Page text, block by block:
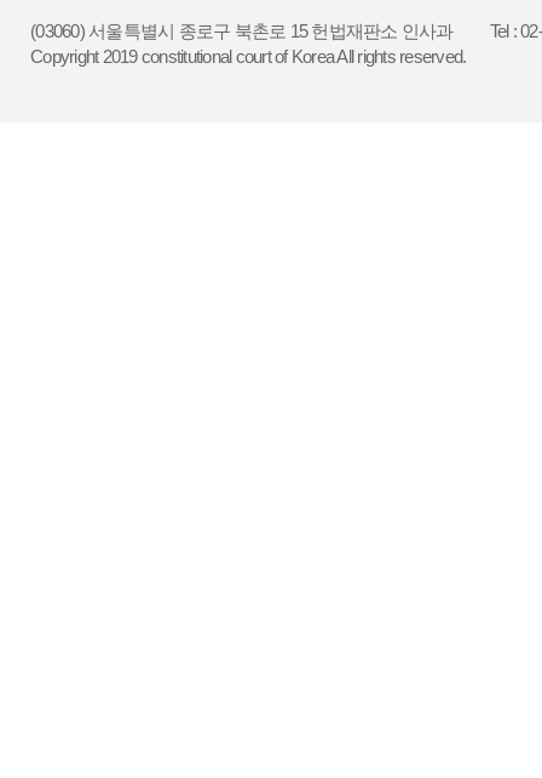
(03060) 서울특별시 종로구 북촌로 15 헌법재판소 인사과
Tel :
Copyright 2019 constitutional court of Korea All rights reserved.